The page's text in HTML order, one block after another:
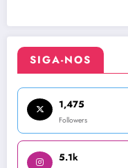
SIGA-NOS
1,475
Followers
5.1k